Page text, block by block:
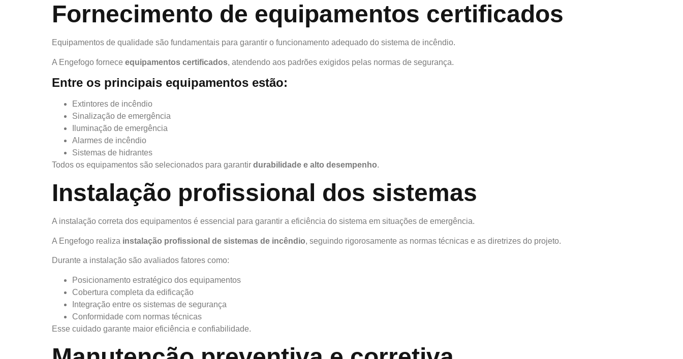
Fornecimento de equipamentos certificados
Equipamentos de qualidade são fundamentais para garantir o funcionamento adequado do sistema de incêndio.
A Engefogo fornece equipamentos certificados, atendendo aos padrões exigidos pelas normas de segurança.
Entre os principais equipamentos estão:
Extintores de incêndio
Sinalização de emergência
Iluminação de emergência
Alarmes de incêndio
Sistemas de hidrantes
Todos os equipamentos são selecionados para garantir durabilidade e alto desempenho.
Instalação profissional dos sistemas
A instalação correta dos equipamentos é essencial para garantir a eficiência do sistema em situações de emergência.
A Engefogo realiza instalação profissional de sistemas de incêndio, seguindo rigorosamente as normas técnicas e as diretrizes do projeto.
Durante a instalação são avaliados fatores como:
Posicionamento estratégico dos equipamentos
Cobertura completa da edificação
Integração entre os sistemas de segurança
Conformidade com normas técnicas
Esse cuidado garante maior eficiência e confiabilidade.